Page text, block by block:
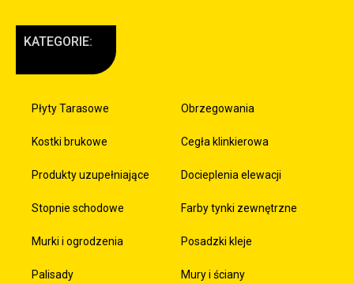
KATEGORIE:
Płyty Tarasowe
Kostki brukowe
Produkty uzupełniające
Stopnie schodowe
Murki i ogrodzenia
Palisady
Obrzegowania
Cegła klinkierowa
Docieplenia elewacji
Farby tynki zewnętrzne
Posadzki kleje
Mury i ściany